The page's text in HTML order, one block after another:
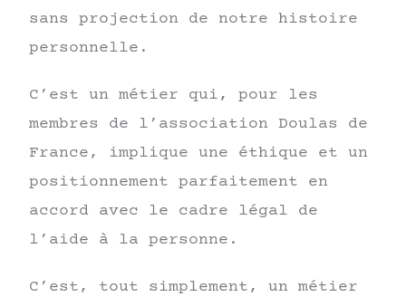
sans projection de notre histoire
personnelle.
C’est un métier qui, pour les
membres de l’association Doulas de
France, implique une éthique et un
positionnement parfaitement en
accord avec le cadre légal de
l’aide à la personne.
C’est, tout simplement, un métier